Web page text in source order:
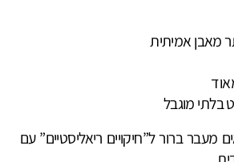
מאבן אמיתית
בלתי מוגבל
ב-2026 רואים מעבר ברור ל”חיקויים ריאליסטיים” עם